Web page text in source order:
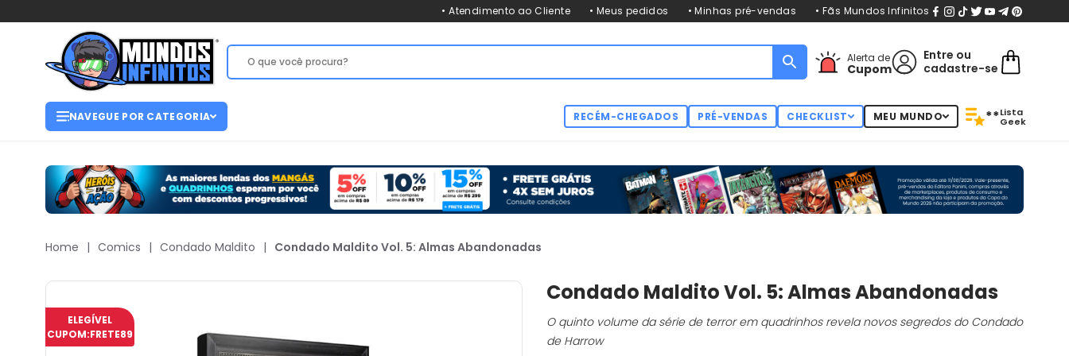
• Atendimento ao Cliente • Meus pedidos • Minhas pré-vendas • Fãs Mundos Infinitos
Alerta de
Cupom
Entre ou
cadastre-se
NAVEGUE POR CATEGORIA RECÉM-CHEGADOS PRÉ-VENDAS CHECKLIST MEU MUNDO **Lista
Geek
Home | Comics | Condado Maldito | Condado Maldito Vol. 5: Almas Abandonadas
ELEGÍVEL
CUPOM:FRETE89
Condado Maldito Vol. 5: Almas Abandonadas
O quinto volume da série de terror em quadrinhos revela novos segredos do Condado
de Harrow